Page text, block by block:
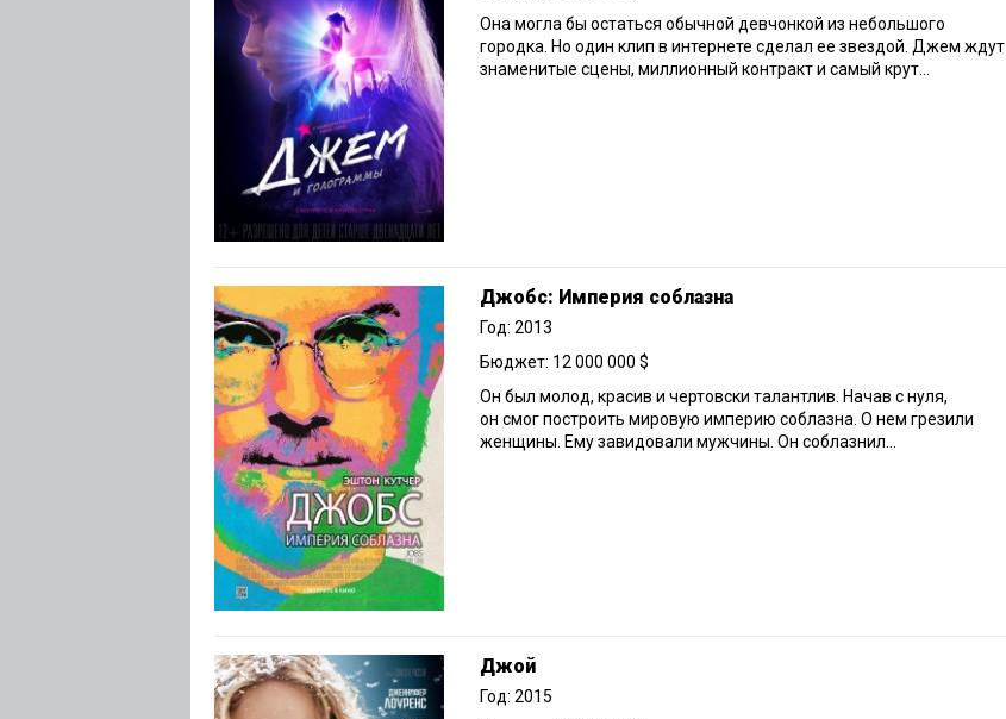
Она могла бы остаться обычной девчонкой из небольшого
городка. Но один клип в интернете сделал ее звездой. Джем ждут
знаменитые сцены, миллионный контракт и самый крут...
Джобс: Империя соблазна
Год: 2013
Бюджет: 12 000 000 $
Он был молод, красив и чертовски талантлив. Начав с нуля,
он смог построить мировую империю соблазна. О нем грезили
женщины. Ему завидовали мужчины. Он соблазнил...
Джой
Год: 2015